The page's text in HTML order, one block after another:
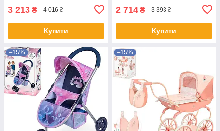
3 213 ₴ 4 016 ₴
Купити
2 714 ₴ 3 393 ₴
Купити
–15% –15%